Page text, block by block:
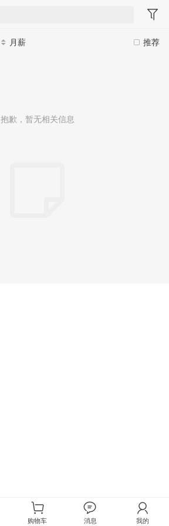
推荐
月薪
抱歉，暂无相关信息
购物车 消息 我的